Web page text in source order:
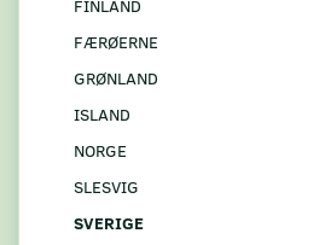
FINLAND
FÆRØERNE
GRØNLAND
ISLAND
NORGE
SLESVIG
SVERIGE